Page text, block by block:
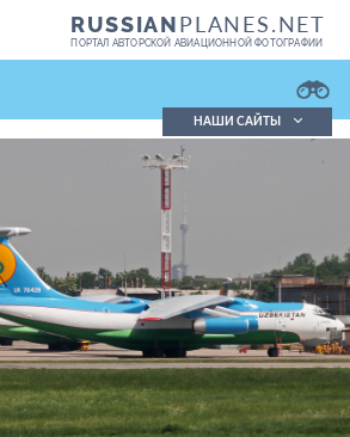
RUSSIANPLANES.NET
ПОРТАЛ АВТОРСКОЙ АВИАЦИОННОЙ ФОТОГРАФИИ
Подробно
НАШИ САЙТЫ